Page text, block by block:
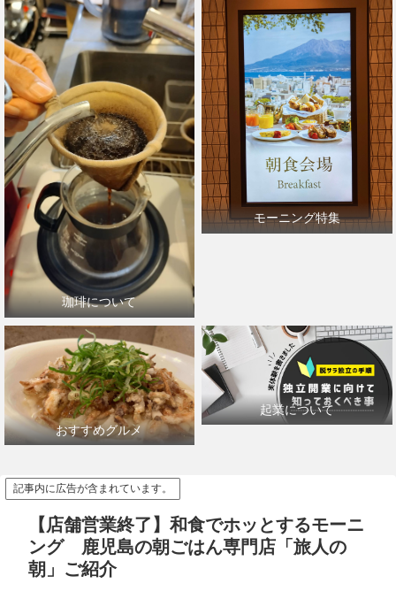
珈琲について
モーニング特集
おすすめグルメ
起業について
記事内に広告が含まれています。
【店舗営業終了】和食でホッとするモーニ
ング 鹿児島の朝ごはん専門店「旅人の
朝」ご紹介